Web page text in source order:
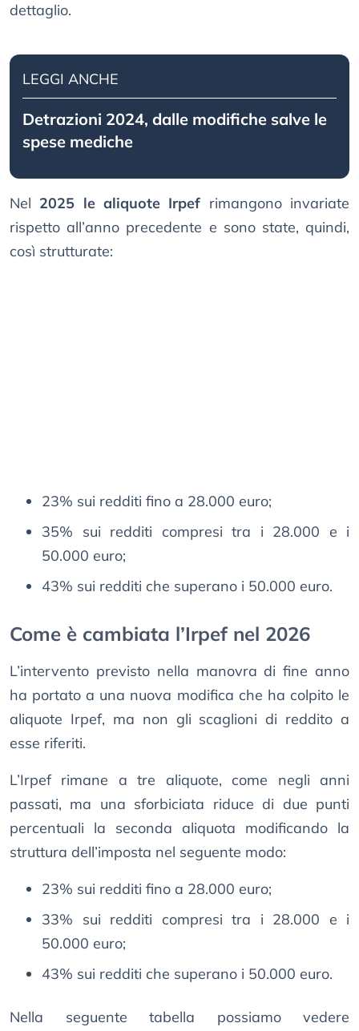
dettaglio.
LEGGI ANCHE
Detrazioni 2024, dalle modifiche salve le
spese mediche
Nel 2025 le aliquote Irpef rimangono invariate
rispetto all’anno precedente e sono state, quindi,
così strutturate:
23% sui redditi fino a 28.000 euro;
35% sui redditi compresi tra i 28.000 e i
50.000 euro;
43% sui redditi che superano i 50.000 euro.
Come è cambiata l’Irpef nel 2026
L’intervento previsto nella manovra di fine anno
ha portato a una nuova modifica che ha colpito le
aliquote Irpef, ma non gli scaglioni di reddito a
esse riferiti.
L’Irpef rimane a tre aliquote, come negli anni
passati, ma una sforbiciata riduce di due punti
percentuali la seconda aliquota modificando la
struttura dell’imposta nel seguente modo:
23% sui redditi fino a 28.000 euro;
33% sui redditi compresi tra i 28.000 e i
50.000 euro;
43% sui redditi che superano i 50.000 euro.
Nella seguente tabella possiamo vedere